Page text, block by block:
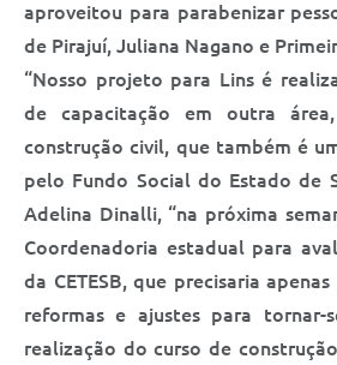
aproveitou para parabenizar
de Pirajuí, Juliana Nagano e
“Nosso projeto para Lins é
de capacitação em outra
construção civil, que também é
pelo Fundo Social do Estado de
Adelina Dinalli, “na próxima
Coordenadoria estadual para
da CETESB, que precisaria
reformas e ajustes para
realização do curso de